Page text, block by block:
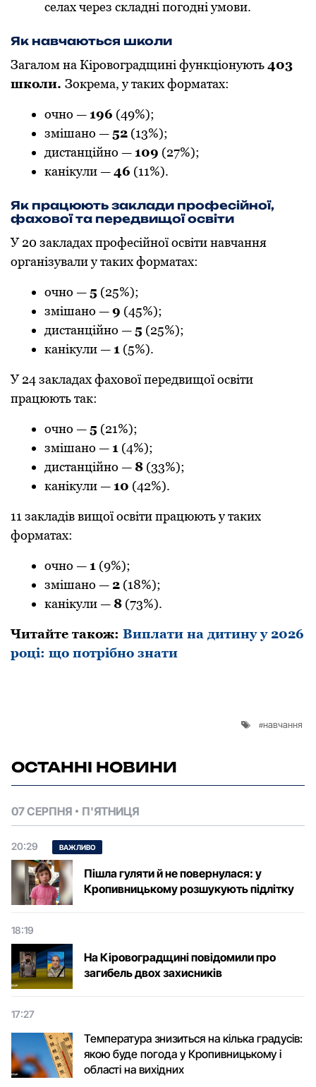
селах через складні погодні умови.
Як навчаються школи
Загалом на Кіровоградщині функціонують403
школи. Зокрема, у таких форматах:
очно — 196 (49%);
змішано — 52 (13%);
дистанційно — 109 (27%);
канікули —46 (11%).
Як працюють заклади професійної,
фахової та передвищої освіти
У 20 закладах професійної освіти навчання
організували у таких форматах:
очно — 5 (25%);
змішано —9 (45%);
дистанційно — 5 (25%);
канікули — 1 (5%).
У 24 закладах фахової передвищої освіти
працюють так:
очно — 5 (21%);
змішано — 1 (4%);
дистанційно — 8 (33%);
канікули — 10 (42%).
11 закладів вищої освіти працюють у таких
форматах:
очно — 1 (9%);
змішано — 2 (18%);
канікули — 8 (73%).
Читайте також: Виплати на дитину у 2026
році: що потрібно знати
навчання
ОСТАННІ НОВИНИ
07 СЕРПНЯ П'ЯТНИЦЯ
20:29 ВАЖЛИВО
Пішла гуляти й не повернулася: у
Кропивницькому розшукують підлітку
18:19
На Кіровоградщині повідомили про
загибель двох захисників
17:27
Температура знизиться на кілька градусів:
якою буде погода у Кропивницькому і
області на вихідних